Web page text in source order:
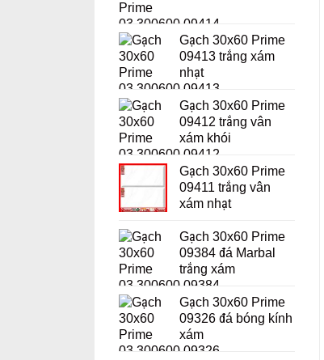
Gạch 30x60 Prime
09413 trắng xám
nhạt
Gạch 30x60 Prime
09412 trắng vân
xám khói
Gạch 30x60 Prime
09411 trắng vân
xám nhạt
Gạch 30x60 Prime
09384 đá Marbal
trắng xám
Gạch 30x60 Prime
09326 đá bóng kính
xám